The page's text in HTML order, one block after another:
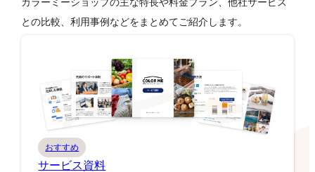
カラーミーショップの主な特長や料金プラン、他社サービス
との比較、利用事例などをまとめてご紹介します。
おすすめ
サービス資料